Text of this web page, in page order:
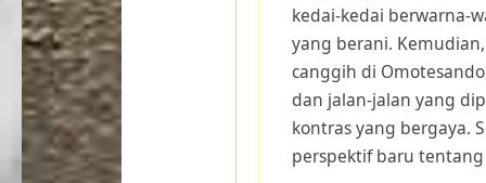
kedai-kedai berwarna-
yang berani.
canggih di
dan jalan-jalan yang
kontras yang bergaya.
perspektif baru